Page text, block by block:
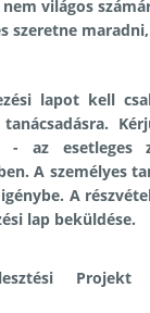
világos
szeretne maradni,
lapot kell
- az esetleges
A személyes
A
lap beküldése.
Projekt